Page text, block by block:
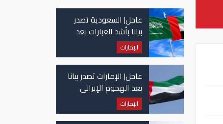
عاجل| السعودية تصدر
بيانا بأشد العبارات بعد
استهداف إيران لناقلة
إماراتية
الإمارات
عاجل| الإمارات تصدر بيانا
بعد الهجوم الإيراني
على سفينة تابعة
لـ"أدنوك"
الإمارات